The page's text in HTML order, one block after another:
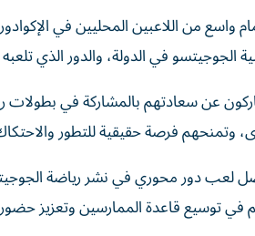
واسع من اللاعبين المحليين في
الجوجيتسو في الدولة، والدور الذي
عن سعادتهم بالمشاركة في بطولات
وتمنحهم فرصة حقيقية للتطور
لعب دور محوري في نشر رياضة
في توسيع قاعدة الممارسين وتعزيز